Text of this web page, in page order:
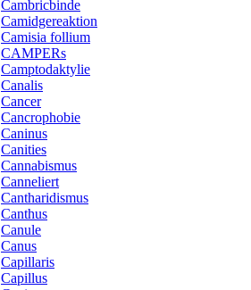
Cambricbinde
Camidgereaktion
Camisia follium
CAMPERs
Camptodaktylie
Canalis
Cancer
Cancrophobie
Caninus
Canities
Cannabismus
Canneliert
Cantharidismus
Canthus
Canule
Canus
Capillaris
Capillus